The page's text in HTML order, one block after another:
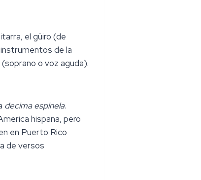
el güiro (de
de la
(soprano o voz aguda).
decima espinela.
hispana, pero
en Puerto Rico
de versos